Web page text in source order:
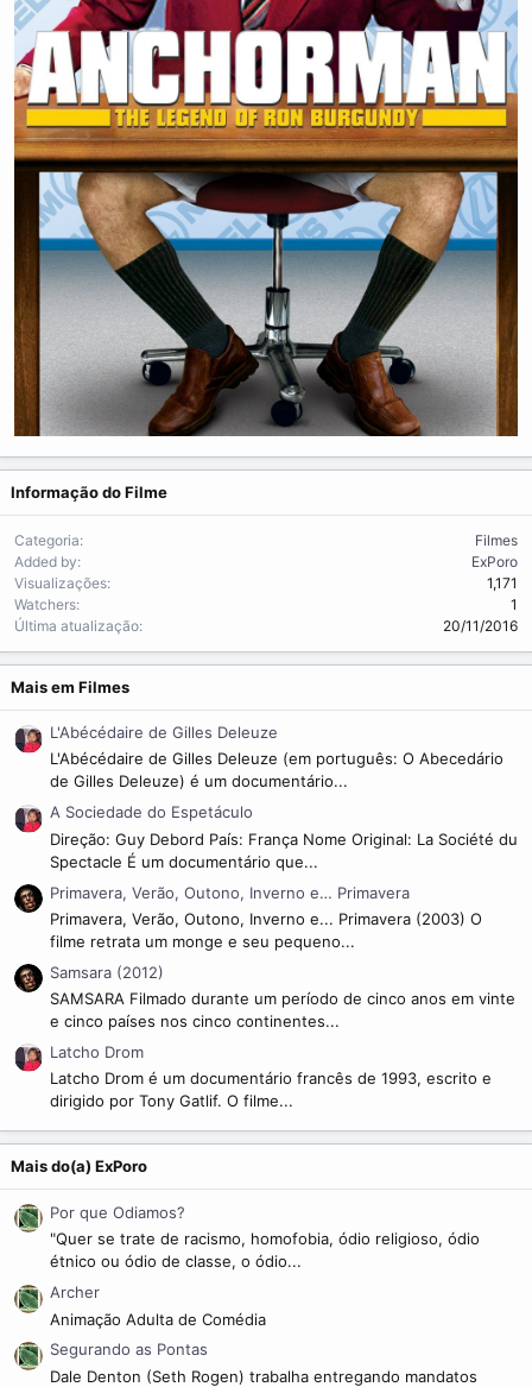
Informação do Filme
Categoria
Filmes
Added by
ExPoro
Visualizações
1,171
Watchers
1
Última atualização
20/11/2016
Mais em Filmes
L'Abécédaire de Gilles Deleuze
L'Abécédaire de Gilles Deleuze (em português: O Abecedário
de Gilles Deleuze) é um documentário...
A Sociedade do Espetáculo
Direção: Guy Debord País: França Nome Original: La Société du
Spectacle É um documentário que...
Primavera, Verão, Outono, Inverno e… Primavera
Primavera, Verão, Outono, Inverno e... Primavera (2003) O
filme retrata um monge e seu pequeno...
Samsara (2012)
SAMSARA Filmado durante um período de cinco anos em vinte
e cinco países nos cinco continentes...
Latcho Drom
Latcho Drom é um documentário francês de 1993, escrito e
dirigido por Tony Gatlif. O filme...
Mais do(a) ExPoro
Por que Odiamos?
"Quer se trate de racismo, homofobia, ódio religioso, ódio
étnico ou ódio de classe, o ódio...
Archer
Animação Adulta de Comédia
Segurando as Pontas
Dale Denton (Seth Rogen) trabalha entregando mandatos